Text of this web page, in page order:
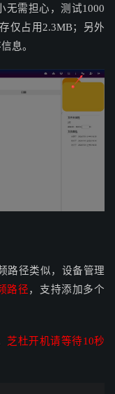
无需担心，测试1000
仅占用2.3MB；另外
息。
路径类似，设备管理
路径，支持添加多个
芝杜开机请等待10秒